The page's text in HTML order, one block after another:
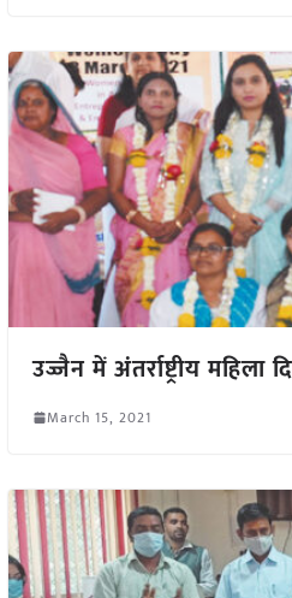
उज्जैन में अंतर्राष्ट्रीय
March 15, 2021